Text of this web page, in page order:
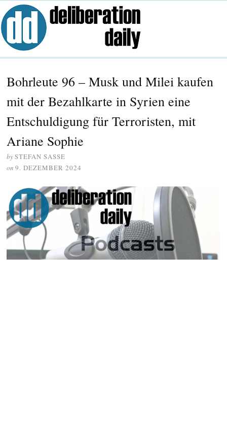
Bohrleute 96 – Musk und Milei kaufen
mit der Bezahlkarte in Syrien eine
Entschuldigung für Terroristen, mit
Ariane Sophie
bySTEFAN SASSE
on 9. DEZEMBER 2024